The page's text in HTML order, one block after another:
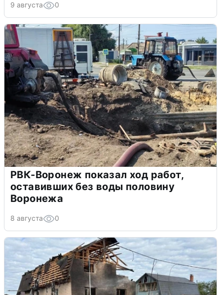
9 августа 0
РВК-Воронеж показал ход работ,
оставивших без воды половину
Воронежа
8 августа 0